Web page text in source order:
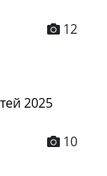
12
10